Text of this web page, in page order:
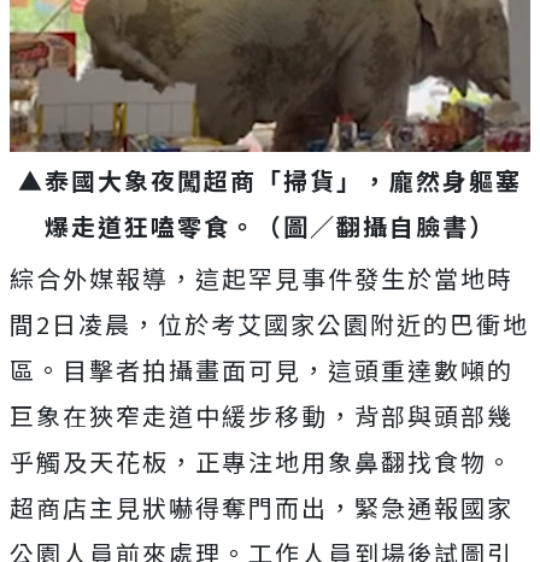
▲泰國大象夜闖超商「掃貨」，龐然身軀塞
爆走道狂嗑零食。（圖／翻攝自臉書）
綜合外媒報導，這起罕見事件發生於當地時
間2日凌晨，位於考艾國家公園附近的巴衝地
區。目擊者拍攝畫面可見，這頭重達數噸的
巨象在狹窄走道中緩步移動，背部與頭部幾
乎觸及天花板，正專注地用象鼻翻找食物。
超商店主見狀嚇得奪門而出，緊急通報國家
公園人員前來處理。工作人員到場後試圖引